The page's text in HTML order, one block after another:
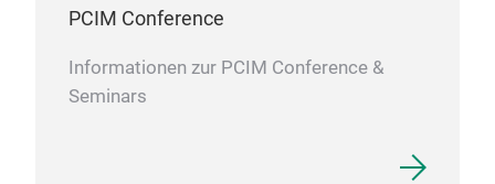
PCIM Conference
Informationen zur PCIM Conference &
Seminars